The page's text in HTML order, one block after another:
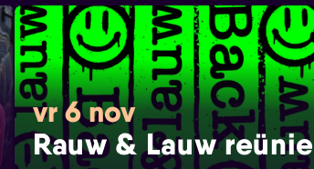
vr 6 nov
Rauw & Lauw reünie